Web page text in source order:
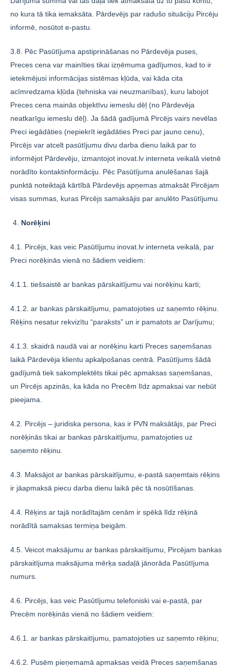
no kura tā tika iemaksāta. Pārdevējs par radušo situāciju Pircēju
informē, nosūtot e-pastu.
3.8. Pēc Pasūtījuma apstiprināšanas no Pārdevēja puses,
Preces cena var mainīties tikai izņēmuma gadījumos, kad to ir
ietekmējusi informācijas sistēmas kļūda, vai kāda cita
acīmredzama kļūda (tehniska vai neuzmanības), kuru labojot
Preces cena mainās objektīvu iemeslu dēļ (no Pārdevēja
neatkarīgu iemeslu dēļ). Ja šādā gadījumā Pircējs vairs nevēlas
Preci iegādāties (nepiekrīt iegādāties Preci par jauno cenu),
Pircējs var atcelt pasūtījumu divu darba dienu laikā par to
informējot Pārdevēju, izmantojot inovat.lv interneta veikalā vietnē
norādīto kontaktinformāciju. Pēc Pasūtījuma anulēšanas šajā
punktā noteiktajā kārtībā Pārdevējs apņemas atmaksāt Pircējam
visas summas, kuras Pircējs samaksājis par anulēto Pasūtījumu.
Norēķini
4.1. Pircējs, kas veic Pasūtījumu inovat.lv interneta veikalā, par
Preci norēķinās vienā no šādiem veidiem:
4.1.1. tiešsaistē ar bankas pārskaitījumu vai norēķinu karti;
4.1.2. ar bankas pārskaitījumu, pamatojoties uz saņemto rēķinu.
Rēķins nesatur rekvizītu “paraksts” un ir pamatots ar Darījumu;
4.1.3. skaidrā naudā vai ar norēķinu karti Preces saņemšanas
laikā Pārdevēja klientu apkalpošanas centrā. Pasūtījums šādā
gadījumā tiek sakomplektēts tikai pēc apmaksas saņemšanas,
un Pircējs apzinās, ka kāda no Precēm līdz apmaksai var nebūt
pieejama.
4.2. Pircējs – juridiska persona, kas ir PVN maksātājs, par Preci
norēķinās tikai ar bankas pārskaitījumu, pamatojoties uz
saņemto rēķinu.
4.3. Maksājot ar bankas pārskaitījumu, e-pastā saņemtais rēķins
ir jāapmaksā piecu darba dienu laikā pēc tā nosūtīšanas.
4.4. Rēķins ar tajā norādītajām cenām ir spēkā līdz rēķinā
norādītā samaksas termiņa beigām.
4.5. Veicot maksājumu ar bankas pārskaitījumu, Pircējam bankas
pārskaitījuma maksājuma mērķa sadaļā jānorāda Pasūtījuma
numurs.
4.6. Pircējs, kas veic Pasūtījumu telefoniski vai e-pastā, par
Precēm norēķinās vienā no šādiem veidiem:
4.6.1. ar bankas pārskaitījumu, pamatojoties uz saņemto rēķinu;
4.6.2. Pusēm pieņemamā apmaksas veidā Preces saņemšanas